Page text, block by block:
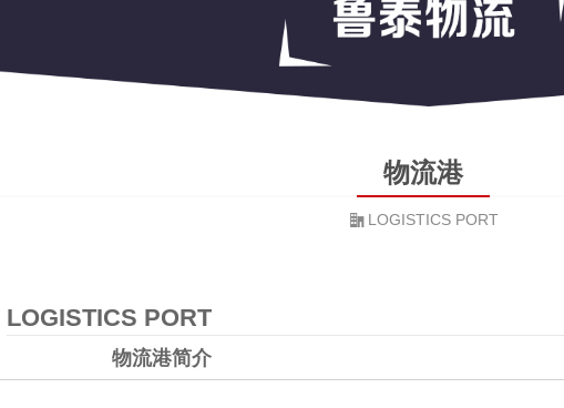
物流港
LOGISTICS PORT
LOGISTICS PORT
物流港简介